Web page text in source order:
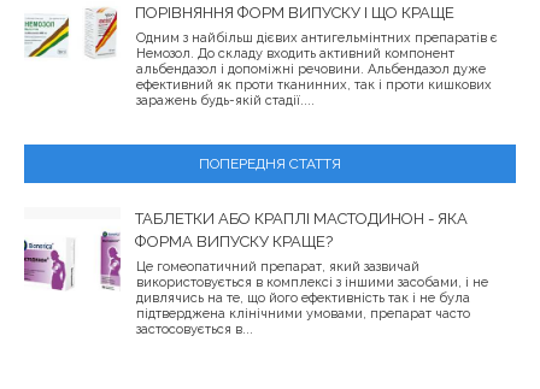
ПОРІВНЯННЯ ФОРМ ВИПУСКУ І ЩО КРАЩЕ
Одним з найбільш дієвих антигельмінтних препаратів є
Немозол. До складу входить активний компонент
альбендазол і допоміжні речовини. Альбендазол дуже
ефективний як проти тканинних, так і проти кишкових
заражень будь-якій стадії....
ПОПЕРЕДНЯ СТАТТЯ
ТАБЛЕТКИ АБО КРАПЛІ МАСТОДИНОН - ЯКА
ФОРМА ВИПУСКУ КРАЩЕ?
Це гомеопатичний препарат, який зазвичай
використовується в комплексі з іншими засобами, і не
дивлячись на те, що його ефективність так і не була
підтверджена клінічними умовами, препарат часто
застосовується в...